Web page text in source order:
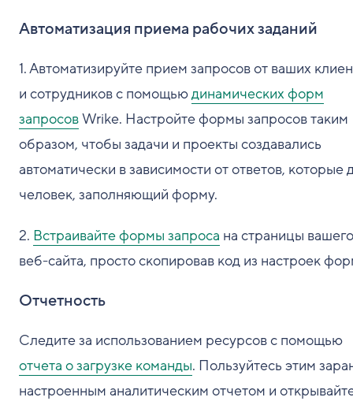
Автоматизация приема рабочих заданий
1. Автоматизируйте прием запросов от ваших
и сотрудников с помощьюдинамических форм
запросовWrike. Настройте формы запросов таким
образом, чтобы задачи и проекты создавались
автоматически в зависимости от ответов, которые
человек, заполняющий форму.
2. Встраивайте формы запроса на страницы вашего
веб-сайта, просто скопировав код из настроек
Отчетность
Следите за использованием ресурсов с помощью
отчета о загрузке команды. Пользуйтесь этим
настроенным аналитическим отчетом и